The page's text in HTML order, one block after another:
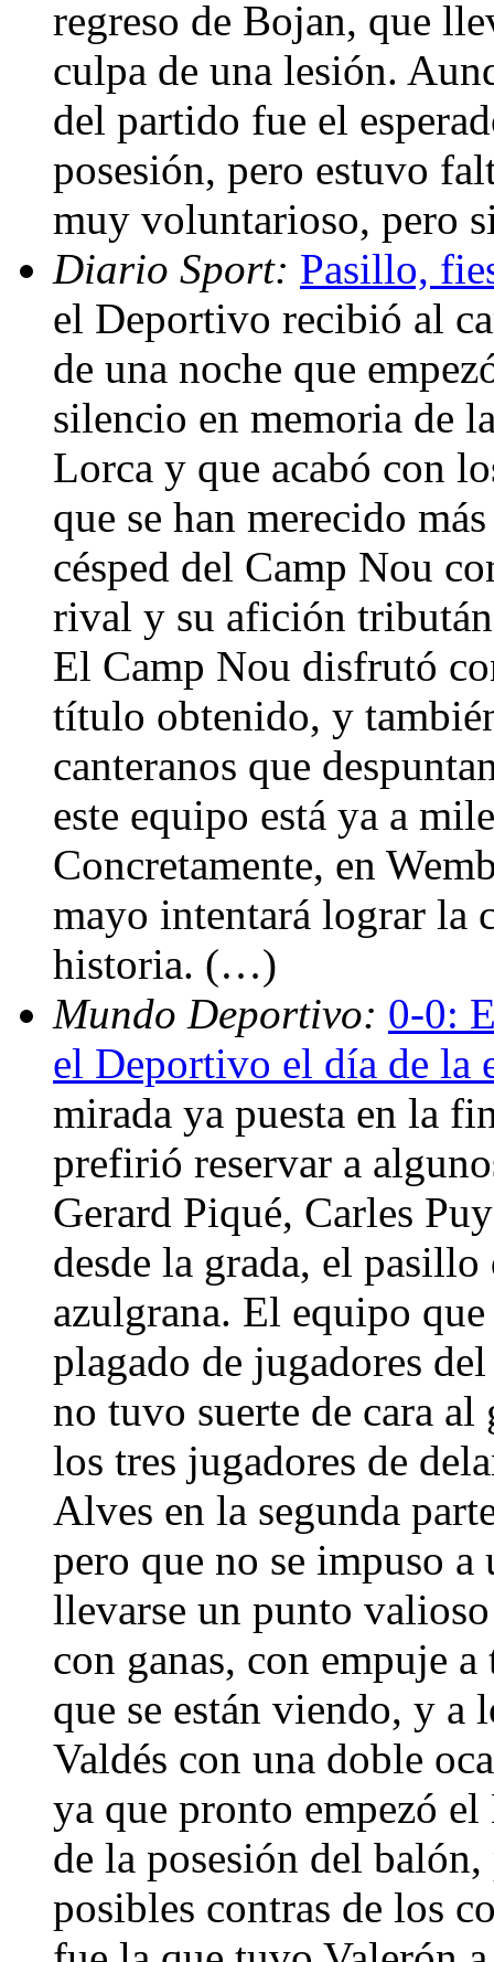
regreso de Bojan, que
culpa de una lesión.
del partido fue el
posesión, pero estuvo
muy voluntarioso, pero
Diario Sport: Pasillo,
el Deportivo recibió al
de una noche que
silencio en memoria de
Lorca y que acabó con
que se han merecido
césped del Camp Nou
rival y su afición
El Camp Nou disfrutó
título obtenido, y
canteranos que
este equipo está ya a
Concretamente, en
mayo intentará lograr la
historia. (…)
Mundo Deportivo: 0-0:
el Deportivo el día de la
mirada ya puesta en la
prefirió reservar a
Gerard Piqué, Carles
desde la grada, el
azulgrana. El equipo
plagado de jugadores
no tuvo suerte de cara
los tres jugadores de
Alves en la segunda
pero que no se impuso
llevarse un punto
con ganas, con empuje
que se están viendo, y a
Valdés con una doble
ya que pronto empezó
de la posesión del
posibles contras de los